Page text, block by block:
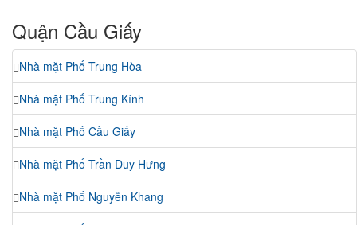
Quận Cầu Giấy
Nhà mặt Phố Trung Hòa
Nhà mặt Phố Trung Kính
Nhà mặt Phố Cầu Giấy
Nhà mặt Phố Trần Duy Hưng
Nhà mặt Phố Nguyễn Khang